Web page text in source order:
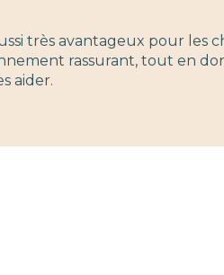
très avantageux pour les
rassurant, tout en
aider.